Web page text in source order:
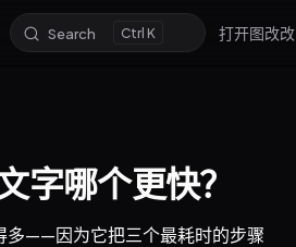
Search K 打开图改改
字哪个更快？
多——因为它把三个最耗时的步骤